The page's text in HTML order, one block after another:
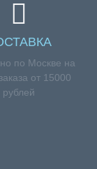
по Москве на
от 15000
рублей